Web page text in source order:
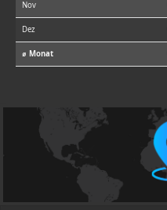
Nov
Dez
⌀ Monat